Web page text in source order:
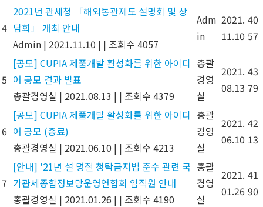
4
2021년 관세청 「해외통관제도 설명회 및 상
담회」 개최 안내
Admin | 2021.11.10 | | 조회수 4057
Adm
in
2021.
11.10
40
57
5
[공모] CUPIA 제품개발 활성화를 위한 아이디
어 공모 결과 발표
총괄경영실 | 2021.08.13 | | 조회수 4379
총괄
경영
실
2021.
08.13
43
79
6
[공모] CUPIA 제품개발 활성화를 위한 아이디
어 공모 (종료)
총괄경영실 | 2021.06.10 | | 조회수 4213
총괄
경영
실
2021.
06.10
42
13
7
[안내] '21년 설 명절 청탁금지법 준수 관련 국
가관세종합정보망운영연합회 임직원 안내
총괄경영실 | 2021.01.26 | | 조회수 4190
총괄
경영
실
2021.
01.26
41
90